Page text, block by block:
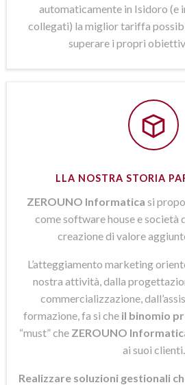
automaticamente in Isidoro (e
collegati) la miglior tariffa
superare i propri
LLA NOSTRA STORIA
ZEROUNO Informatica si
come software house e società
creazione di valore
L’atteggiamento marketing
nostra attività, dalla
commercializzazione,
formazione, fa si che il binomio
“must” che ZEROUNO
ai suoi clienti.
Realizzare soluzioni gestionali